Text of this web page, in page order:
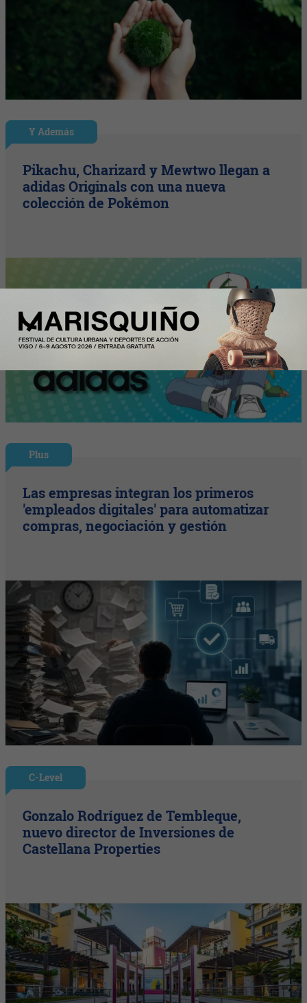
Y Además
Pikachu, Charizard y Mewtwo llegan a
adidas Originals con una nueva
colección de Pokémon
Plus
Las empresas integran los primeros
'empleados digitales' para automatizar
compras, negociación y gestión
C-Level
Gonzalo Rodríguez de Tembleque,
nuevo director de Inversiones de
Castellana Properties